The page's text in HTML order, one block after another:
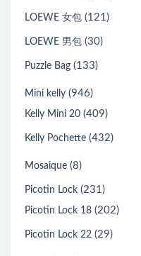
LOEWE 女包 (121)
LOEWE 男包 (30)
Puzzle Bag (133)
Mini kelly (946)
Kelly Mini 20 (409)
Kelly Pochette (432)
Mosaique (8)
Picotin Lock (231)
Picotin Lock 18 (202)
Picotin Lock 22 (29)